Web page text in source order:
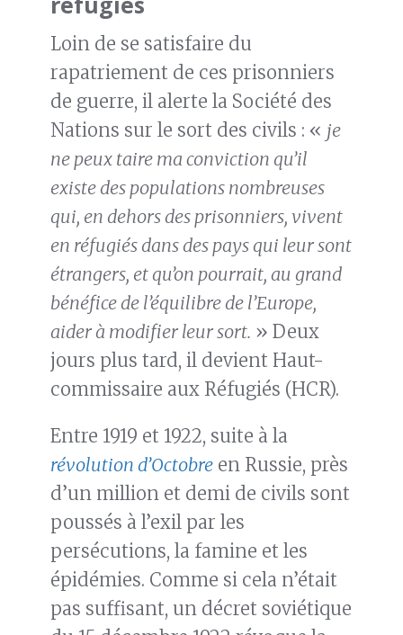
Loin de se satisfaire du
rapatriement de ces prisonniers
de guerre, il alerte la Société des
Nations sur le sort des civils : « je
ne peux taire ma conviction qu’il
existe des populations nombreuses
qui, en dehors des prisonniers, vivent
en réfugiés dans des pays qui leur sont
étrangers, et qu’on pourrait, au grand
bénéfice de l’équilibre de l’Europe,
aider à modifier leur sort. » Deux
jours plus tard, il devient Haut-
commissaire aux Réfugiés (HCR).
Entre 1919 et 1922, suite à la
révolution d’Octobre en Russie, près
d’un million et demi de civils sont
poussés à l’exil par les
persécutions, la famine et les
épidémies. Comme si cela n’était
pas suffisant, un décret soviétique